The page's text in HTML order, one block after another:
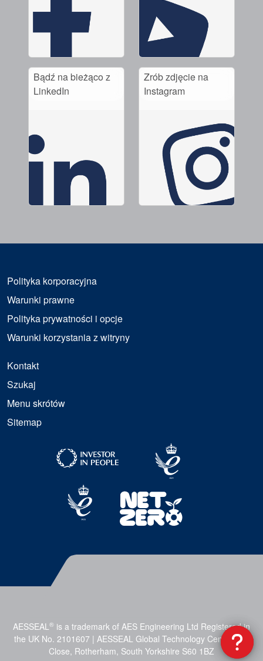
Bądź na bieżąco z
LinkedIn
Zrób zdjęcie na
Instagram
Polityka korporacyjna
Warunki prawne
Polityka prywatności i opcje
Warunki korzystania z witryny
Kontakt
Szukaj
Menu skrótów
Sitemap
AESSEAL ® is a trademark of AES Engineering Ltd Registered in
the UK No. 2101607 | AESSEAL Global Technology Centre, Mill
Close, Rotherham, South Yorkshire S60 1BZ